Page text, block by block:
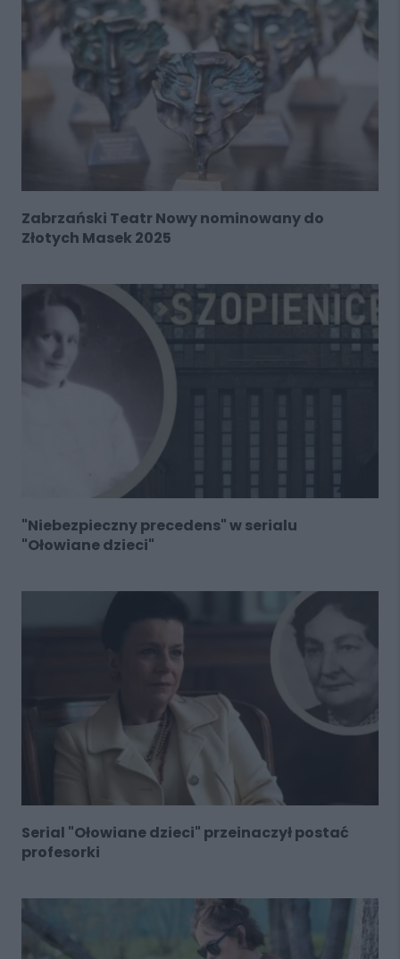
Zabrzański Teatr Nowy nominowany do
Złotych Masek 2025
"Niebezpieczny precedens" w serialu
"Ołowiane dzieci"
Serial "Ołowiane dzieci" przeinaczył postać
profesorki